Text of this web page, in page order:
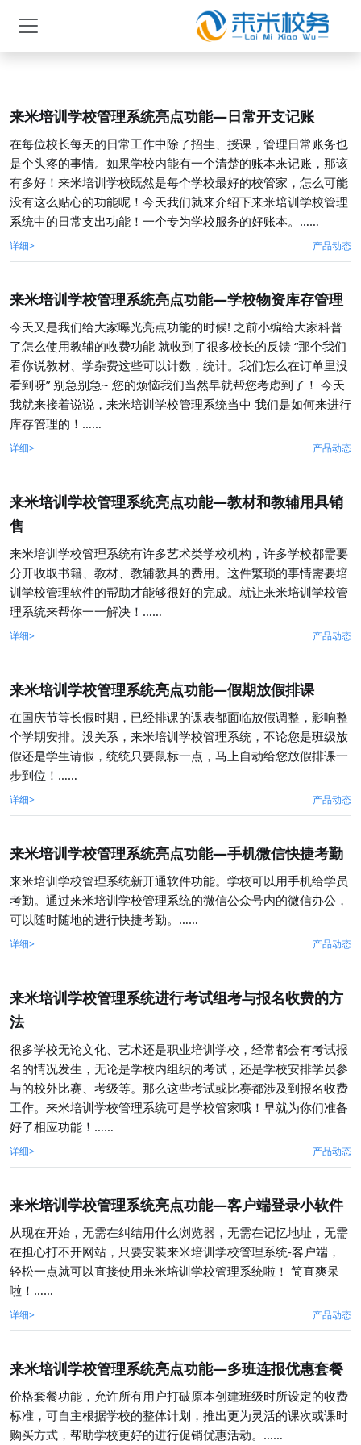
来米培训学校管理系统亮点功能—日常开支记账
在每位校长每天的日常工作中除了招生、授课，管理日常账务也
是个头疼的事情。如果学校内能有一个清楚的账本来记账，那该
有多好！来米培训学校既然是每个学校最好的校管家，怎么可能
没有这么贴心的功能呢！今天我们就来介绍下来米培训学校管理
系统中的日常支出功能！一个专为学校服务的好账本。……
详细> 产品动态
来米培训学校管理系统亮点功能—学校物资库存管理
今天又是我们给大家曝光亮点功能的时候! 之前小编给大家科普
了怎么使用教辅的收费功能 就收到了很多校长的反馈 “那个我们
看你说教材、学杂费这些可以计数，统计。我们怎么在订单里没
看到呀” 别急别急~ 您的烦恼我们当然早就帮您考虑到了！ 今天
我就来接着说说，来米培训学校管理系统当中 我们是如何来进行
库存管理的！……
详细> 产品动态
来米培训学校管理系统亮点功能—教材和教辅用具销
售
来米培训学校管理系统有许多艺术类学校机构，许多学校都需要
分开收取书籍、教材、教辅教具的费用。这件繁琐的事情需要培
训学校管理软件的帮助才能够很好的完成。就让来米培训学校管
理系统来帮你一一解决！……
详细> 产品动态
来米培训学校管理系统亮点功能—假期放假排课
在国庆节等长假时期，已经排课的课表都面临放假调整，影响整
个学期安排。没关系，来米培训学校管理系统，不论您是班级放
假还是学生请假，统统只要鼠标一点，马上自动给您放假排课一
步到位！……
详细> 产品动态
来米培训学校管理系统亮点功能—手机微信快捷考勤
来米培训学校管理系统新开通软件功能。学校可以用手机给学员
考勤。通过来米培训学校管理系统的微信公众号内的微信办公，
可以随时随地的进行快捷考勤。……
详细> 产品动态
来米培训学校管理系统进行考试组考与报名收费的方
法
很多学校无论文化、艺术还是职业培训学校，经常都会有考试报
名的情况发生，无论是学校内组织的考试，还是学校安排学员参
与的校外比赛、考级等。那么这些考试或比赛都涉及到报名收费
工作。来米培训学校管理系统可是学校管家哦！早就为你们准备
好了相应功能！……
详细> 产品动态
来米培训学校管理系统亮点功能—客户端登录小软件
从现在开始，无需在纠结用什么浏览器，无需在记忆地址，无需
在担心打不开网站，只要安装来米培训学校管理系统-客户端，
轻松一点就可以直接使用来米培训学校管理系统啦！ 简直爽呆
啦！……
详细> 产品动态
来米培训学校管理系统亮点功能—多班连报优惠套餐
价格套餐功能，允许所有用户打破原本创建班级时所设定的收费
标准，可自主根据学校的整体计划，推出更为灵活的课次或课时
购买方式，帮助学校更好的进行促销优惠活动。……